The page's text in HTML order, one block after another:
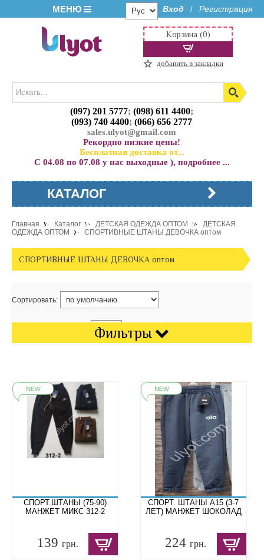
МЕНЮ Вход / Регистрация
(097) 201 5777;(098) 611 4400;
(093) 740 4400;(066) 656 2777
sales.ulyot@gmail.com
Рекордно низкие цены!
Бесплатная доставка от...
С 04.08 по 07.08 у нас выходные ), подробнее ...
Корзина (0)
добавить в закладки
КАТАЛОГ
Главная Каталог ДЕТСКАЯ ОДЕЖДА ОПТОМ
ДЕТСКАЯ
ОДЕЖДА ОПТОМ
СПОРТИВНЫЕ ШТАНЫ ДЕВОЧКА оптом
Фильтры
СПОРТИВНЫЕ ШТАНЫ ДЕВОЧКА оптом
Сортировать:
СПОРТ.ШТАНЫ (75-90)
МАНЖЕТ МИКС 312-2
139 грн.
СПОРТ. ШТАНЫ A15 (3-7
ЛЕТ) МАНЖЕТ ШОКОЛАД
224грн.